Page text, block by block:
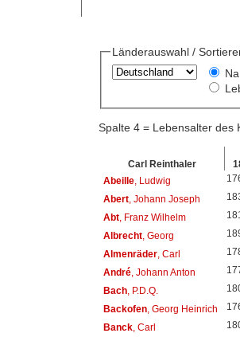
Länderauswahl /
Spalte 4 = Lebensalter des
Carl Reinthaler
Abeille, Ludwig
Abert, Johann Joseph
Abt, Franz Wilhelm
Albrecht, Georg
Almenräder, Carl
André, Johann Anton
Bach, P.D.Q.
Backofen, Georg Heinrich
Banck, Carl